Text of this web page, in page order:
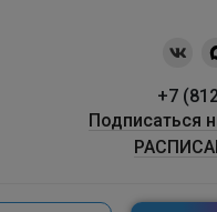
+7
Подписаться